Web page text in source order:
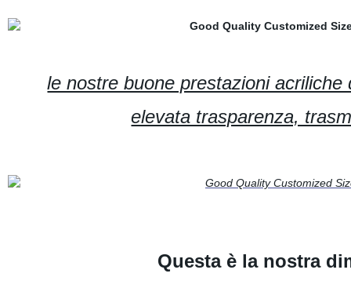
le nostre buone prestazioni
elevata trasparenza,
Questa èla nostra